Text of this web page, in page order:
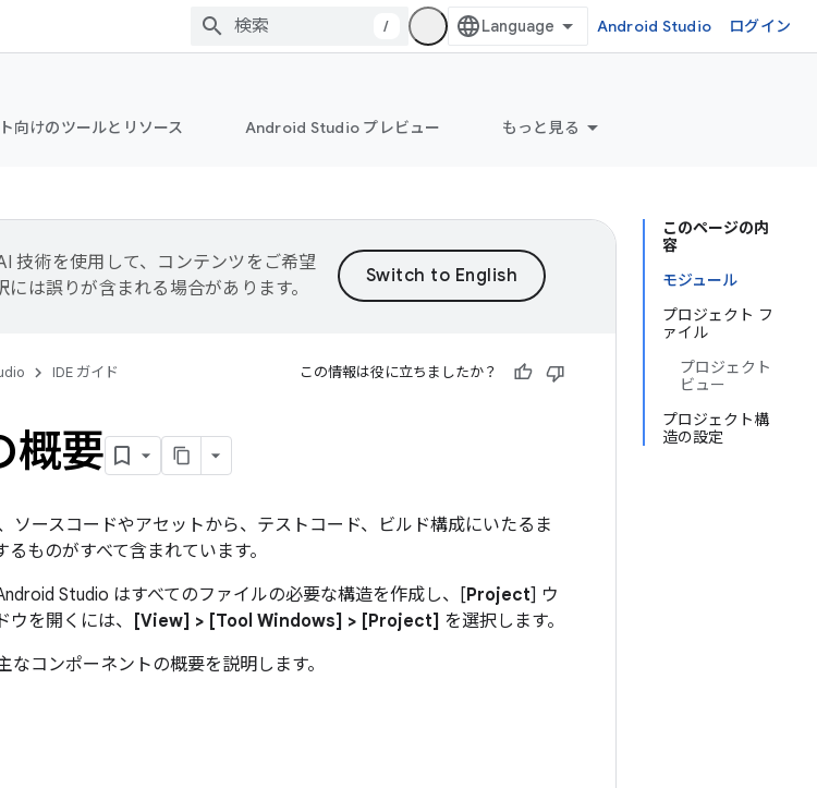
/ Android Studio ログイン
向けのツールとリソース Android Studio プレビュー もっと見る
このページの内
容
モジュール
プロジェクト フ
ァイル
プロジェクト
ビュー
プロジェクト構
造の設定
技術を使用して、コンテンツをご希望
は誤りが含まれる場合があります。
IDE ガイド この情報は役に立ちましたか？
概要
ソースコードやアセットから、テストコード、ビルド構成にいたるま
ものがすべて含まれています。
Studio はすべてのファイルの必要な構造を作成し、[Project] ウ
を開くには、
[View] > [Tool Windows] > [Project] を選択します。
コンポーネントの概要を説明します。